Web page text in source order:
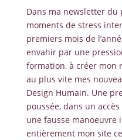
Dans ma newsletter du
moments de stress
premiers mois de
envahir par une
formation, à créer mon
au plus vite mes
Design Humain. Une
poussée, dans un
une fausse
entièrement mon site